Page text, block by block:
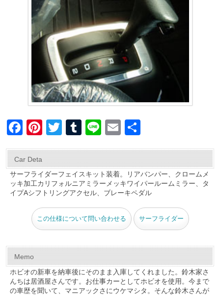
F
c
e
b
Pi
er
e
st
T
tt
er
T
m
bl
r
Li
e
E
ail
Car Deta
サーフライダーフェイスキット装着。リアバンパー、クロームメ
ッキ加工カリフォルニアミラーメッキワイパールームミラー、タ
イプAシフトリングアクセル、ブレーキペダル
この仕様について問い合わせる サーフライダー
Memo
ホビオの新車を納車後にそのまま入庫してくれました。鈴木家さ
んちは居酒屋さんです。お仕事カーとしてホビオを使用。今まで
の車歴を聞いて、マニアックさにウケマシタ。そんな鈴木さんが